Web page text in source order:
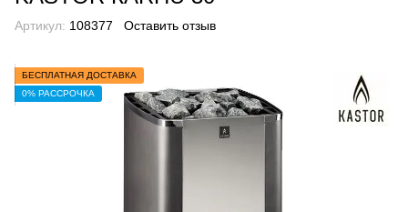
Артикул: 108377 Оставить отзыв
БЕСПЛАТНАЯ ДОСТАВКА
0% РАССРОЧКА